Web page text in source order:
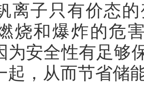
离子只有价态
烧和爆炸的危
为安全性有足够
起，从而节省储